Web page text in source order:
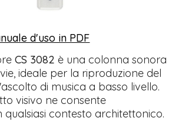
d'uso in PDF
CS 3082 è una colonna sonora
ideale per la riproduzione del
di musica a basso livello.
visivo ne consente
qualsiasi contesto architettonico.